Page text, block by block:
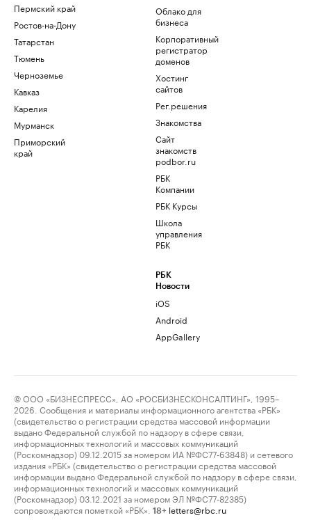
Пермский край
Ростов-на-Дону
Татарстан
Тюмень
Черноземье
Кавказ
Карелия
Мурманск
Приморский
край
Облако для
бизнеса
Корпоративный
регистратор
доменов
Хостинг
сайтов
Рег.решения
Знакомства
Сайт
знакомств
podbor.ru
РБК
Компании
РБК Курсы
Школа
управления
РБК
РБК
Новости
iOS
Android
AppGallery
© ООО «БИЗНЕСПРЕСС», АО «РОСБИЗНЕСКОНСАЛТИНГ», 1995–
2026. Сообщения и материалы информационного агентства «РБК»
(свидетельство о регистрации средства массовой информации
выдано Федеральной службой по надзору в сфере связи,
информационных технологий и массовых коммуникаций
(Роскомнадзор) 09.12.2015 за номером ИА №ФС77-63848) и сетевого
издания «РБК» (свидетельство о регистрации средства массовой
информации выдано Федеральной службой по надзору в сфере связи,
информационных технологий и массовых коммуникаций
(Роскомнадзор) 03.12.2021 за номером ЭЛ №ФС77-82385)
сопровождаются пометкой «РБК».
18+ letters@rbc.ru